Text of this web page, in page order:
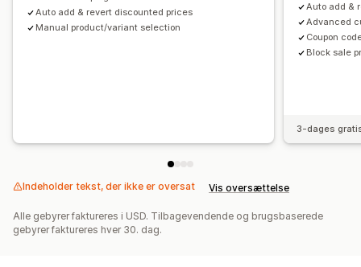
Auto add & revert discounted prices
Manual product/variant selection
Auto add &
Advanced
Coupon
Block sale
3-dages
Indeholder tekst, der ikke er oversat Vis oversættelse
Alle gebyrer faktureres i USD. Tilbagevendende og brugsbaserede
gebyrer faktureres hver 30. dag.